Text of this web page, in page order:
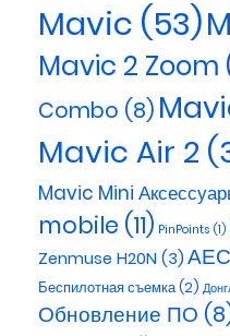
Mavic (53)
Mavic 2 Zoom
Combo (8)
Mavic Air 2
Mavic Mini
mobile (11) PinPoints (1)
Zenmuse H20N (3) АЕС
Беспилотная съемка(2)
Обновление ПО